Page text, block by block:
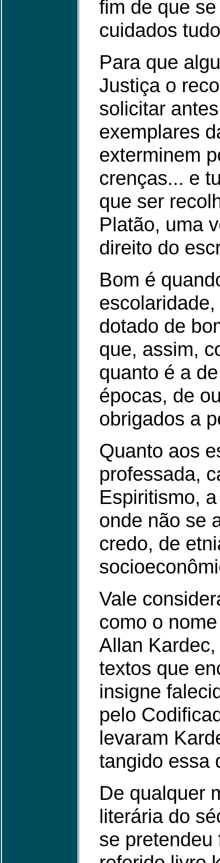
fim de que
cuidados
Para que
Justiça o
solicitar
exemplares
exterminem
crenças... e
que ser
Platão, uma
direito do
Bom é
dotado de
que, assim,
quanto é a
épocas, de
obrigados a
Quanto aos
professada,
Espiritismo,
onde não se
credo, de
Vale
como o
Allan
textos que
insigne
pelo
levaram
tangido essa
De qualquer
literária do
se pretendeu